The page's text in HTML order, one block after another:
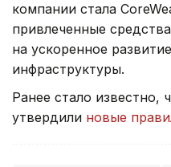
компании стала
привлеченные
на ускоренное
инфраструктуры.
Ранее стало известно,
утвердили новые